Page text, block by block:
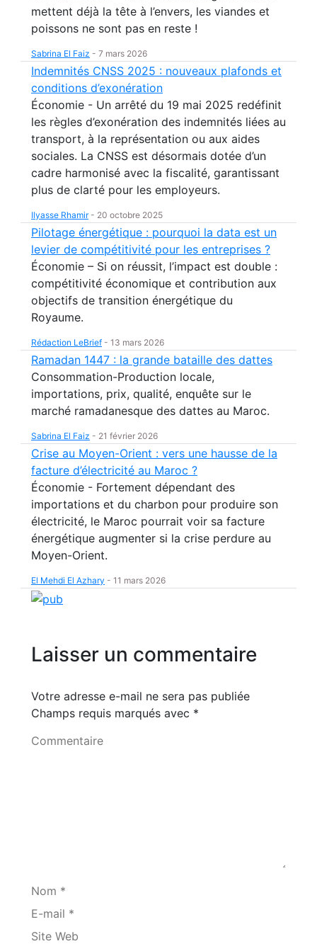
mettent déjà la tête à l’envers, les viandes et
poissons ne sont pas en reste !
Sabrina El Faiz - 7 mars 2026
Indemnités CNSS 2025 : nouveaux plafonds et
conditions d’exonération
Économie - Un arrêté du 19 mai 2025 redéfinit
les règles d’exonération des indemnités liées au
transport, à la représentation ou aux aides
sociales. La CNSS est désormais dotée d’un
cadre harmonisé avec la fiscalité, garantissant
plus de clarté pour les employeurs.
Ilyasse Rhamir- 20 octobre 2025
Pilotage énergétique : pourquoi la data est un
levier de compétitivité pour les entreprises ?
Économie – Si on réussit, l’impact est double :
compétitivité économique et contribution aux
objectifs de transition énergétique du
Royaume.
Rédaction LeBrief - 13 mars 2026
Ramadan 1447 : la grande bataille des dattes
Consommation-Production locale,
importations, prix, qualité, enquête sur le
marché ramadanesque des dattes au Maroc.
Sabrina El Faiz - 21 février 2026
Crise au Moyen-Orient : vers une hausse de la
facture d’électricité au Maroc ?
Économie - Fortement dépendant des
importations et du charbon pour produire son
électricité, le Maroc pourrait voir sa facture
énergétique augmenter si la crise perdure au
Moyen-Orient.
El Mehdi El Azhary - 11 mars 2026
Laisser un commentaire
Votre adresse e-mail ne sera pas publiée
Champs requis marqués avec *
Commentaire
Nom *
E-mail *
Site Web